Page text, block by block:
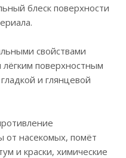
блеск поверхности
свойствами
лёгким поверхностным
и глянцевой
от насекомых, помёт
и краски, химические